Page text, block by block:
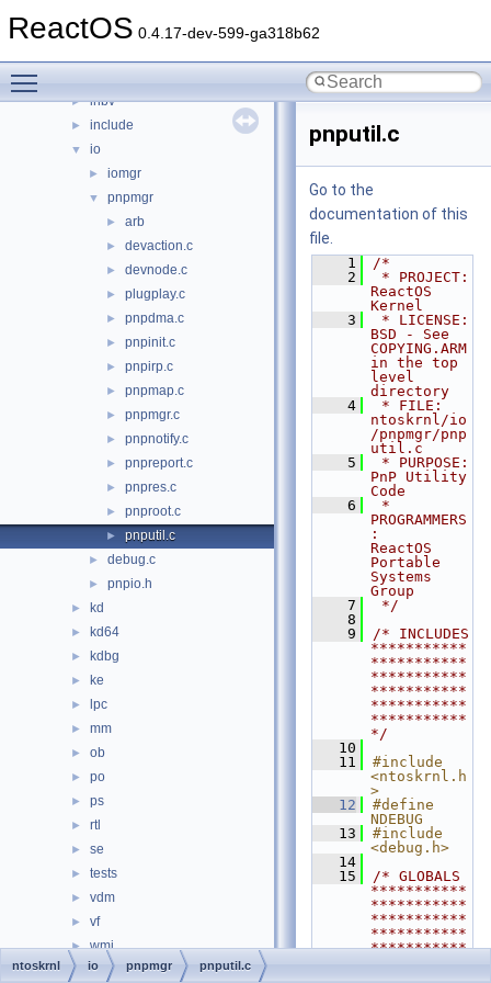
ReactOS 0.4.17-dev-599-ga318b62
► ex
► inbv
► include
▼ io
► iomgr
▼ pnpmgr
► arb
► devaction.c
► devnode.c
► plugplay.c
► pnpdma.c
► pnpinit.c
► pnpirp.c
► pnpmap.c
► pnpmgr.c
► pnpnotify.c
► pnpreport.c
► pnpres.c
► pnproot.c
► pnputil.c
► debug.c
► pnpio.h
► kd
► kd64
► kdbg
► ke
► lpc
► mm
► ob
► po
► ps
► rtl
► se
► tests
► vdm
► vf
► wmi
guid.c
pnputil.c
Go to the
documentation of this
file.
    1
/*
    2
* PROJECT:
ReactOS
Kernel
    3
* LICENSE:
BSD - See
COPYING.ARM
in the top
level
directory
    4
* FILE:
ntoskrnl/io
/pnpmgr/pnp
util.c
    5
* PURPOSE:
PnP Utility
Code
    6
*
PROGRAMMERS
:
ReactOS
Portable
Systems
Group
    7
*/
    8
    9
/* INCLUDES
***********
***********
***********
***********
***********
***********
*/
   10
   11
#include
<ntoskrnl.h
>
   12
#define
NDEBUG
   13
#include
<debug.h>
   14
   15
/* GLOBALS
***********
***********
***********
***********
***********
ntoskrnl io pnpmgr pnputil.c